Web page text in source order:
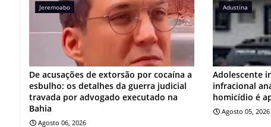
Jeremoabo
De acusações de extorsão por cocaína a
esbulho: os detalhes da guerra judicial
travada por advogado executado na
Bahia
Agosto 06, 2026
Adustina
Adolescente
infracional
homicídio é
Agosto 05, 2026